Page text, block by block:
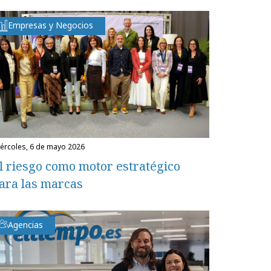
Empresas y Negocios
6 de mayo 2026
riesgo como motor estratégico
las marcas
Agencias